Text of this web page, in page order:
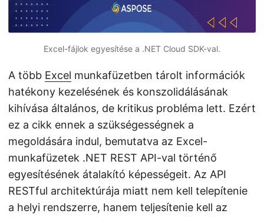
Excel-fájlok egyesítése a .NET Cloud SDK-val.
A több Excel munkafüzetben tárolt információk
hatékony kezelésének és konszolidálásának
kihívása általános, de kritikus probléma lett. Ezért
ez a cikk ennek a szükségességnek a
megoldására indul, bemutatva az Excel-
munkafüzetek .NET REST API-val történő
egyesítésének átalakító képességeit. Az API
RESTful architektúrája miatt nem kell telepítenie
a helyi rendszerre, hanem teljesítenie kell az